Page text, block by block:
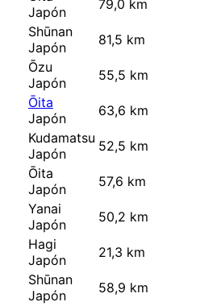
Japón
79,0 km
Shūnan
Japón
81,5 km
Ōzu
Japón
55,5 km
Ōita
Japón
63,6 km
Kudamatsu
Japón
52,5 km
Ōita
Japón
57,6 km
Yanai
Japón
50,2 km
Hagi
Japón
21,3 km
Shūnan
Japón
58,9 km